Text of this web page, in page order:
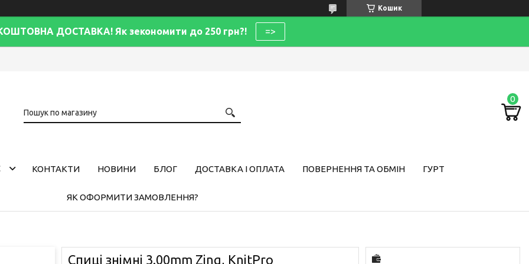
Кошик
ДОСТАВКА! Як зекономити до 250 грн?! =>
КОНТАКТИ НОВИНИ БЛОГ ДОСТАВКА І ОПЛАТА ПОВЕРНЕННЯ ТА ОБМІН ГУРТ
ЯК ОФОРМИТИ ЗАМОВЛЕННЯ?
Спиці знімні 3.00mm Zing, KnitPro